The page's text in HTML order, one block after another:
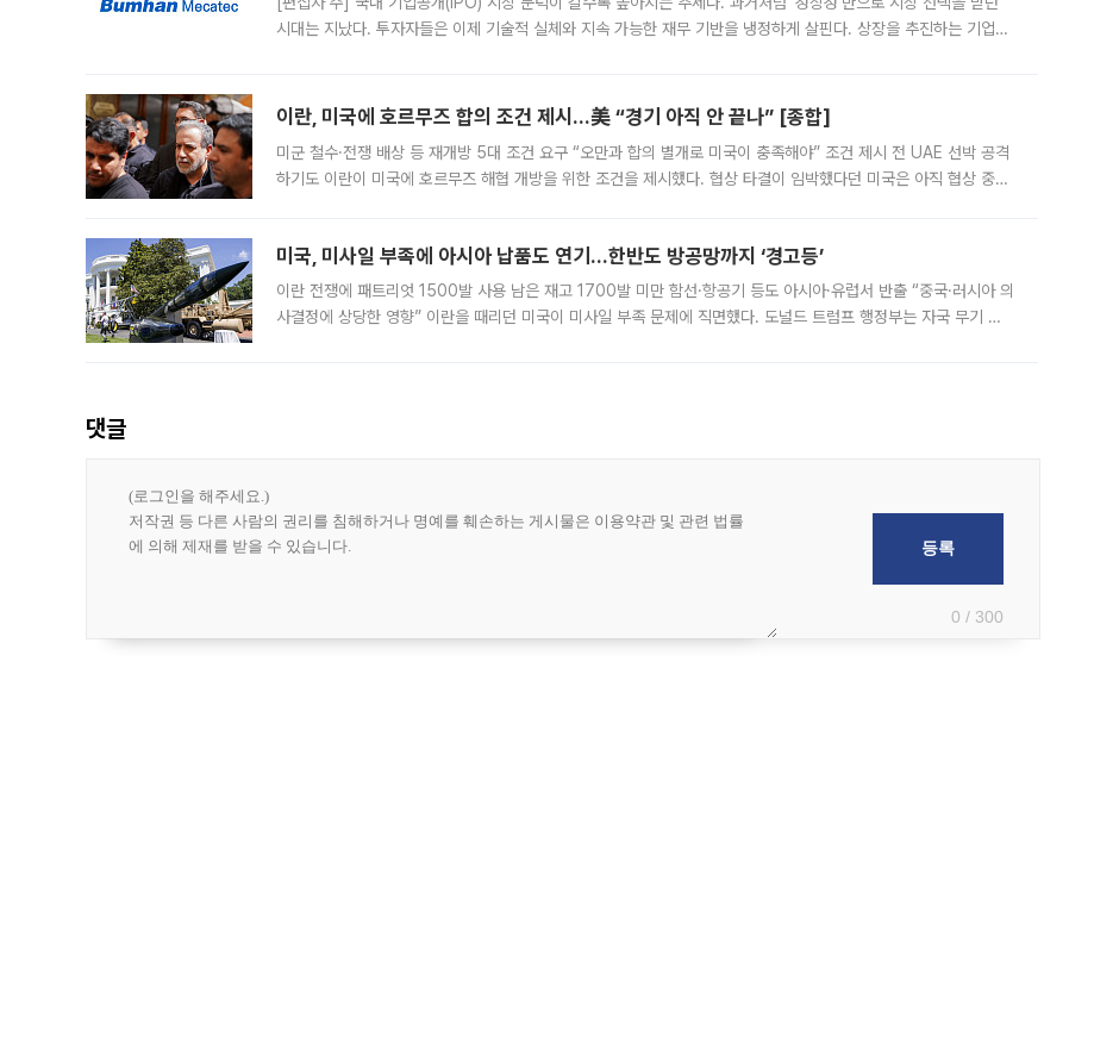
시대는 지났다. 투자자들은 이제 기술적 실체와 지속 가능한 재무 기반을 냉정하게 살핀다. 상장을 추진하는 기업들
이란, 미국에 호르무즈 합의 조건 제시…美 “경기 아직 안 끝나” [종합]
미군 철수·전쟁 배상 등 재개방 5대 조건 요구 “오만과 합의 별개로 미국이 충족해야” 조건 제시 전 UAE 선박 공격
하기도 이란이 미국에 호르무즈 해협 개방을 위한 조건을 제시했다. 협상 타결이 임박했다던 미국은 아직 협상 중이
미국, 미사일 부족에 아시아 납품도 연기…한반도 방공망까지 ‘경고등’
이란 전쟁에 패트리엇 1500발 사용 남은 재고 1700발 미만 함선·항공기 등도 아시아·유럽서 반출 “중국·러시아 의
사결정에 상당한 영향” 이란을 때리던 미국이 미사일 부족 문제에 직면했다. 도널드 트럼프 행정부는 자국 무기 공
댓글
0 / 300